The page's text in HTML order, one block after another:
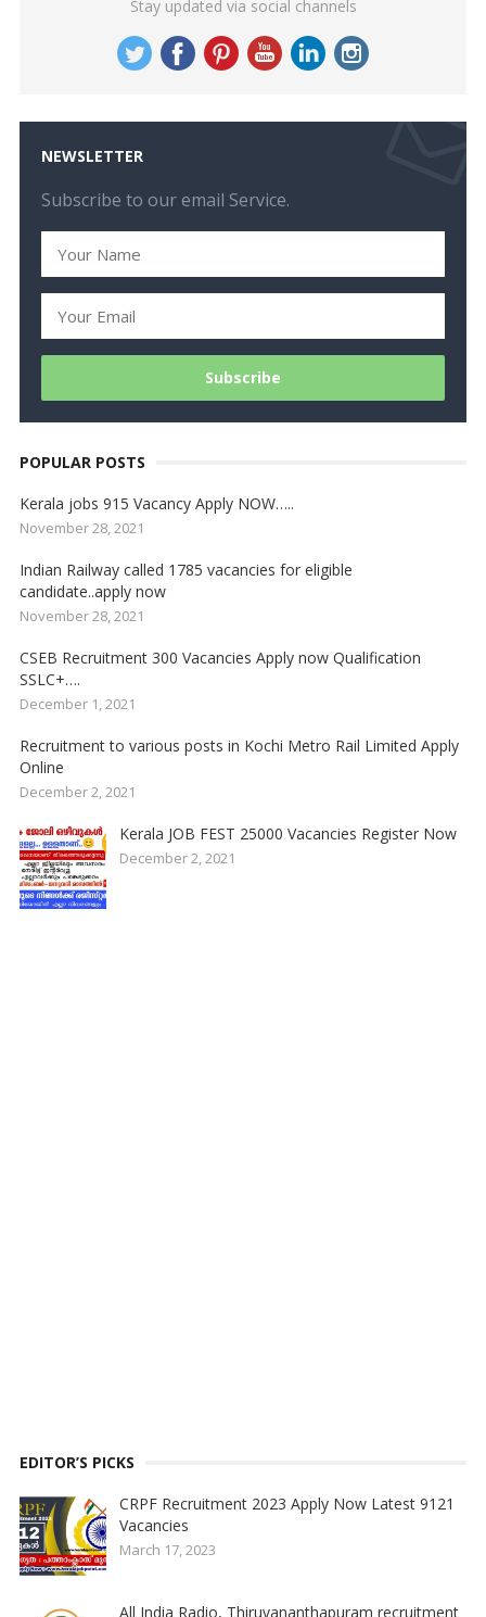
Stay updated via social channels
NEWSLETTER
Subscribe to our email Service.
POPULAR POSTS
Kerala jobs 915 Vacancy Apply NOW…..
November 28, 2021
Indian Railway called 1785 vacancies for eligible
candidate..apply now
November 28, 2021
CSEB Recruitment 300 Vacancies Apply now Qualification
SSLC+….
December 1, 2021
Recruitment to various posts in Kochi Metro Rail Limited Apply
Online
December 2, 2021
Kerala JOB FEST 25000 Vacancies Register Now
December 2, 2021
EDITOR’S PICKS
CRPF Recruitment 2023 Apply Now Latest 9121
Vacancies
March 17, 2023
All India Radio, Thiruvananthapuram recruitment